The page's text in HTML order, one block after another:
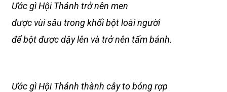
Ước gì Hội Thánh trở nên men
được vùi sâu trong khối bột loài người
để bột được dậy lên và trở nên tấm bánh.
Ước gì Hội Thánh thành cây to bóng rợp